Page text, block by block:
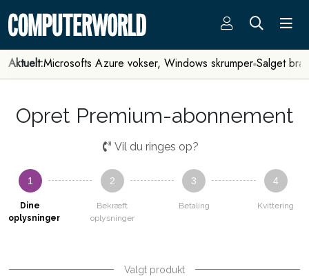
Aktuelt:Microsofts Azure vokser, Windows skrumper Salget
Opret Premium-abonnement
Vil du ringes op?
1
Dine
oplysninger
2
Bekræft
oplysninger
3
Betaling
4
Kvittering
Valgt produkt